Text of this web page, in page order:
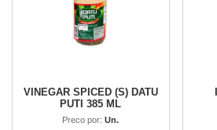
VINEGAR SPICED (S) DATU
PUTI 385 ML
Preco por:Un.